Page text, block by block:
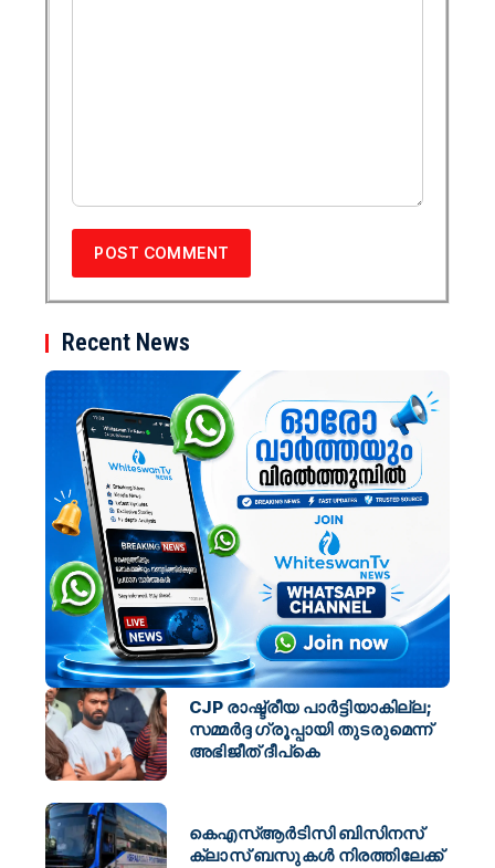
Recent News
CJP രാഷ്ട്രീയ പാർട്ടിയാകില്ല;
സമ്മർദ്ദ ഗ്രൂപ്പായി തുടരുമെന്ന്
അഭിജീത് ദീപ്‌കെ
കെഎസ്ആർടിസി ബിസിനസ്
ക്ലാസ് ബസുകൾ നിരത്തിലേക്ക്